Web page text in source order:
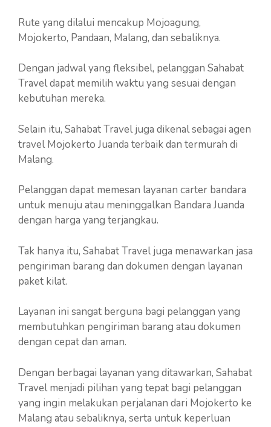
Rute yang dilalui mencakup Mojoagung,
Mojokerto, Pandaan, Malang, dan sebaliknya.
Dengan jadwal yang fleksibel, pelanggan Sahabat
Travel dapat memilih waktu yang sesuai dengan
kebutuhan mereka.
Selain itu, Sahabat Travel juga dikenal sebagai agen
travel Mojokerto Juanda terbaik dan termurah di
Malang.
Pelanggan dapat memesan layanan carter bandara
untuk menuju atau meninggalkan Bandara Juanda
dengan harga yang terjangkau.
Tak hanya itu, Sahabat Travel juga menawarkan jasa
pengiriman barang dan dokumen dengan layanan
paket kilat.
Layanan ini sangat berguna bagi pelanggan yang
membutuhkan pengiriman barang atau dokumen
dengan cepat dan aman.
Dengan berbagai layanan yang ditawarkan, Sahabat
Travel menjadi pilihan yang tepat bagi pelanggan
yang ingin melakukan perjalanan dari Mojokerto ke
Malang atau sebaliknya, serta untuk keperluan